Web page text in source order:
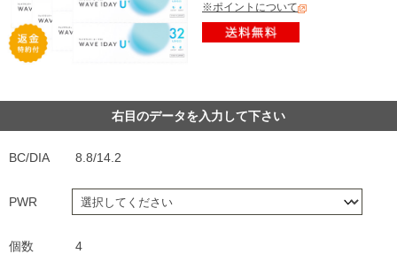
※ポイントについて
右目のデータを入力して下さい
BC/DIA 8.8/14.2
PWR
個数 4